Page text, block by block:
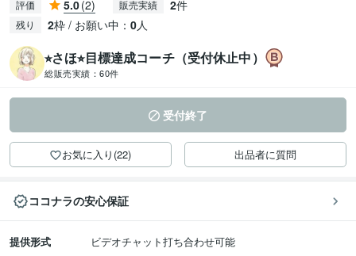
評価 5.0(2) 販売実績 2件
残り 2枠 / お願い中： 0人
⭐︎さほ⭐︎目標達成コーチ（受付休止中）
総販売実績： 60件
受付終了
お気に入り(22) 出品者に質問
ココナラの安心保証
提供形式
ビデオチャット打ち合わせ可能